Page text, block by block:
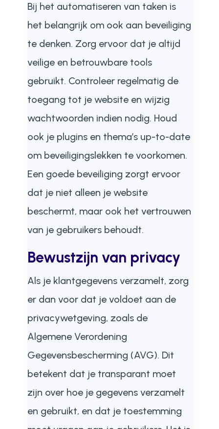
Bij het automatiseren van taken is
het belangrijk om ook aan beveiliging
te denken. Zorg ervoor dat je altijd
veilige en betrouwbare tools
gebruikt. Controleer regelmatig de
toegang tot je website en wijzig
wachtwoorden indien nodig. Houd
ook je plugins en thema’s up-to-date
om beveiligingslekken te voorkomen.
Een goede beveiliging zorgt ervoor
dat je niet alleen je website
beschermt, maar ook het vertrouwen
van je gebruikers behoudt.
Bewustzijn van privacy
Als je klantgegevens verzamelt, zorg
er dan voor dat je voldoet aan de
privacywetgeving, zoals de
Algemene Verordening
Gegevensbescherming (AVG). Dit
betekent dat je transparant moet
zijn over hoe je gegevens verzamelt
en gebruikt, en dat je toestemming